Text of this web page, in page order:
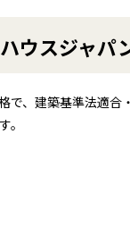
ウスジャパ
で、建築基準法適
。